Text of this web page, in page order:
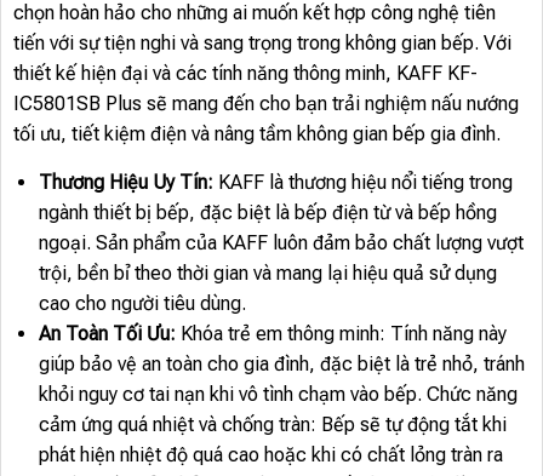
chọn hoàn hảo cho những ai muốn kết hợp công nghệ tiên
tiến với sự tiện nghi và sang trọng trong không gian bếp. Với
thiết kế hiện đại và các tính năng thông minh, KAFF KF-
IC5801SB Plus sẽ mang đến cho bạn trải nghiệm nấu nướng
tối ưu, tiết kiệm điện và nâng tầm không gian bếp gia đình.
Thương Hiệu Uy Tín: KAFF là thương hiệu nổi tiếng trong
ngành thiết bị bếp, đặc biệt là bếp điện từ và bếp hồng
ngoại. Sản phẩm của KAFF luôn đảm bảo chất lượng vượt
trội, bền bỉ theo thời gian và mang lại hiệu quả sử dụng
cao cho người tiêu dùng.
An Toàn Tối Ưu: Khóa trẻ em thông minh: Tính năng này
giúp bảo vệ an toàn cho gia đình, đặc biệt là trẻ nhỏ, tránh
khỏi nguy cơ tai nạn khi vô tình chạm vào bếp. Chức năng
cảm ứng quá nhiệt và chống tràn: Bếp sẽ tự động tắt khi
phát hiện nhiệt độ quá cao hoặc khi có chất lỏng tràn ra